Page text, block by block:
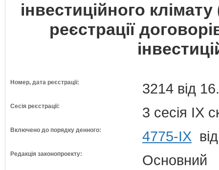
інвестиційного
реєстрації
Номер, дата реєстрації: 3214 від
Сесія реєстрації: 3 сесія IX
Включено до порядку денного: 4775-IX
Редакція законопроекту: Основний